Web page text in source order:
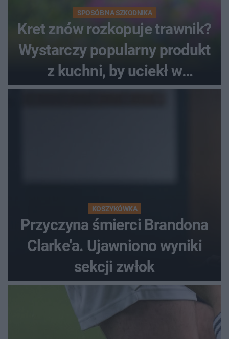
SPOSÓB NA SZKODNIKA
Kret znów rozkopuje trawnik?
Wystarczy popularny produkt
z kuchni, by uciekł w
popłochu
KOSZYKÓWKA
Przyczyna śmierci Brandona
Clarke'a. Ujawniono wyniki
sekcji zwłok